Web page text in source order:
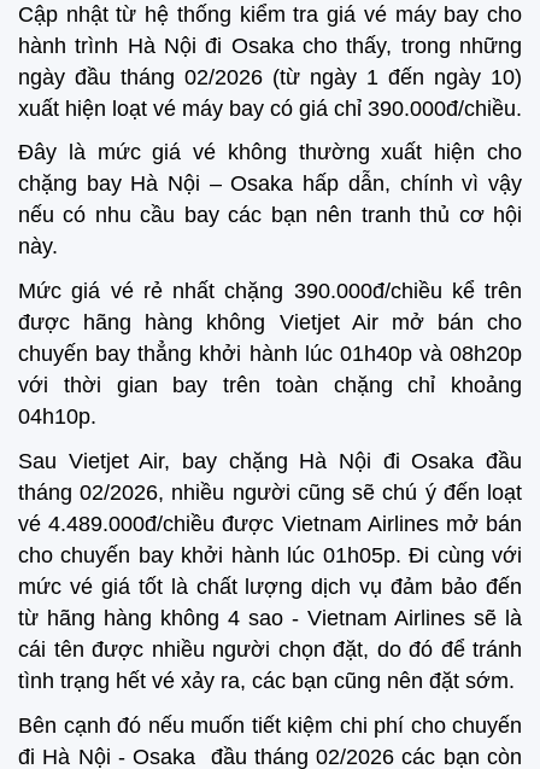
Cập nhật từ hệ thống kiểm tra giá vé máy bay cho
hành trình Hà Nội đi Osaka cho thấy, trong những
ngày đầu tháng 02/2026 (từ ngày 1 đến ngày 10)
xuất hiện loạt vé máy bay có giá chỉ 390.000đ/chiều.
Đây là mức giá vé không thường xuất hiện cho
chặng bay Hà Nội – Osaka hấp dẫn, chính vì vậy
nếu có nhu cầu bay các bạn nên tranh thủ cơ hội
này.
Mức giá vé rẻ nhất chặng 390.000đ/chiều kể trên
được hãng hàng không Vietjet Air mở bán cho
chuyến bay thẳng khởi hành lúc 01h40p và 08h20p
với thời gian bay trên toàn chặng chỉ khoảng
04h10p.
Sau Vietjet Air, bay chặng Hà Nội đi Osaka đầu
tháng 02/2026, nhiều người cũng sẽ chú ý đến loạt
vé 4.489.000đ/chiều được Vietnam Airlines mở bán
cho chuyến bay khởi hành lúc 01h05p. Đi cùng với
mức vé giá tốt là chất lượng dịch vụ đảm bảo đến
từ hãng hàng không 4 sao - Vietnam Airlines sẽ là
cái tên được nhiều người chọn đặt, do đó để tránh
tình trạng hết vé xảy ra, các bạn cũng nên đặt sớm.
Bên cạnh đó nếu muốn tiết kiệm chi phí cho chuyến
đi Hà Nội - Osaka đầu tháng 02/2026 các bạn còn